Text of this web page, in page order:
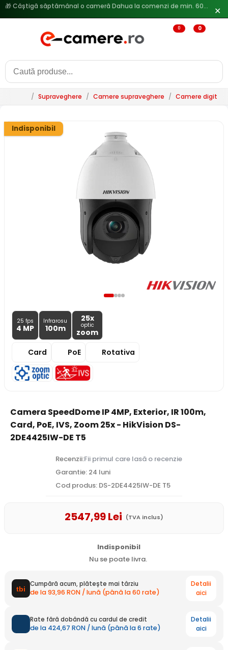
Reduceri de pana la 25% doar in luna iulie → Vezi ofertele ✕
0 0
/ Supraveghere / Camere supraveghere / Camere digitale
Indisponibil
25 fps
4 MP
Infrarosu
100m
25x
optic
zoom
Card
PoE Rotativa
Camera SpeedDome IP 4MP, Exterior, IR 100m,
Card, PoE, IVS, Zoom 25x - HikVision DS-
2DE4425IW-DE T5
Recenzii:Fii primul care lasă o recenzie
Garantie: 24 luni
Cod produs: DS-2DE4425IW-DE T5
2547,99Lei (TVA inclus)
Indisponibil
Nu se poate livra.
Cumpără acum, plătește mai târziu
de la 93,96 RON / lună (până la 60 rate)
Detalii
aici
Rate fără dobândă cu cardul de credit
de la 424,67 RON / lună (până la 6 rate)
Detalii
aici